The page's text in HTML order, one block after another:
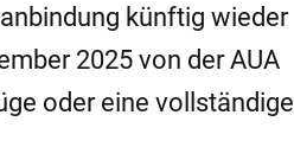
künftig wieder
2025 von der AUA
oder eine vollständige